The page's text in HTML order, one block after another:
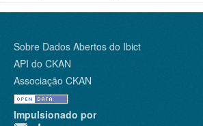
Sobre Dados Abertos do Ibict
API do CKAN
Associação CKAN
Impulsionado por